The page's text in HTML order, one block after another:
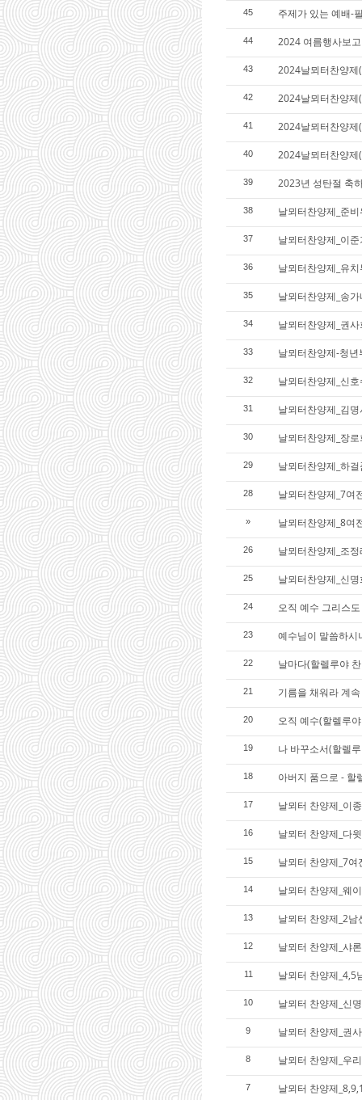
45 주제가 있는 예배-
44 2024 여름행사보고
43 2024날뫼터찬양제
42 2024날뫼터찬양
41 2024날뫼터찬양제
40 2024날뫼터찬양제
39 2023년 성탄절 축
38 날뫼터찬양제_준
37 날뫼터찬양제_이
36 날뫼터찬양제_유
35 날뫼터찬양제_송가
34 날뫼터찬양제_권사
33 날뫼터찬양제-청년
32 날뫼터찬양제_신호
31 날뫼터찬양제_김
30 날뫼터찬양제_장로
29 날뫼터찬양제_하걸
28 날뫼터찬양제_7여
» 날뫼터찬양제_8여
26 날뫼터찬양제_조
25 날뫼터찬양제_신
24 오직 예수 그리스
23 예수님이 말씀하시
22 날마다(할렐루야
21 기름을 채워라 계
20 오직 예수(할렐루
19 나 바꾸소서(할렐
18 아버지 품으로 - 할
17 날뫼터 찬양제_이
16 날뫼터 찬양제_다
15 날뫼터 찬양제_7
14 날뫼터 찬양제_웨
13 날뫼터 찬양제_2남
12 날뫼터 찬양제_샤
11 날뫼터 찬양제_4,5
10 날뫼터 찬양제_신
9 날뫼터 찬양제_권
8 날뫼터 찬양제_우
7 날뫼터 찬양제